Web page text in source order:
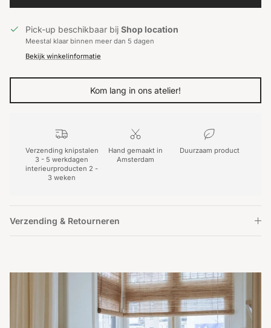
Pick-up beschikbaar bij Shop location
Meestal klaar binnen meer dan 5 dagen
Bekijk winkelinformatie
Kom lang in ons atelier!
Verzending knipstalen
3 - 5 werkdagen
interieurproducten 2 -
3 weken
Hand gemaakt in
Amsterdam
Duurzaam product
Verzending & Retourneren